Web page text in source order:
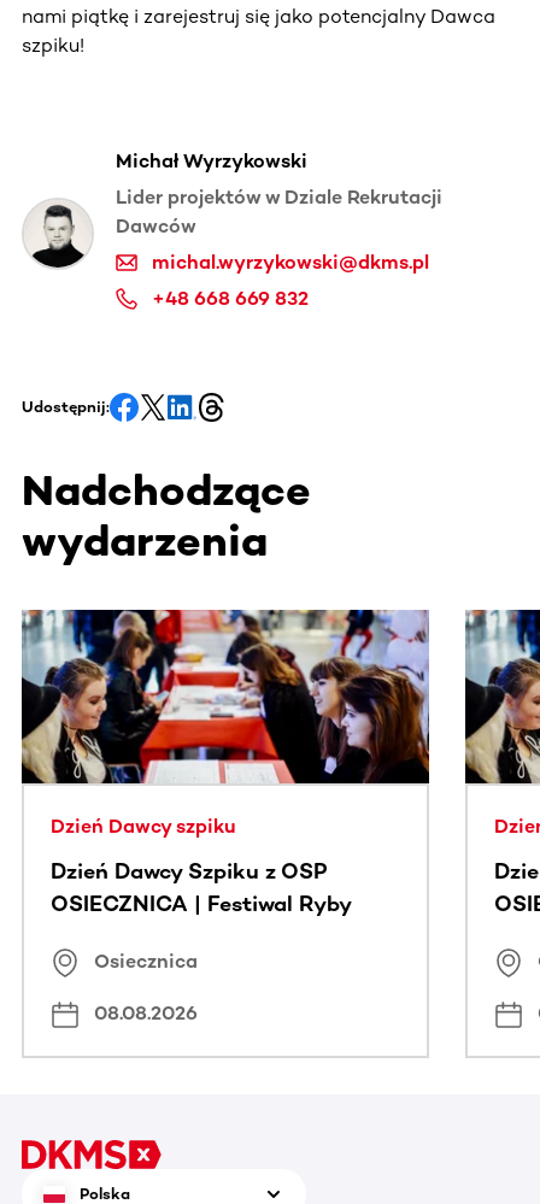
nami piątkę i zarejestruj się jako potencjalny Dawca
szpiku!
Michał Wyrzykowski
Lider projektów w Dziale Rekrutacji
Dawców
michal.wyrzykowski@dkms.pl
+48 668 669 832
Udostępnij:
Nadchodzące
wydarzenia
Ta sekcja zawiera treści przewijane w poziomie. Użyj
Dzień Dawcy szpiku
Dzień Dawcy Szpiku z OSP
OSIECZNICA | Festiwal Ryby
Osiecznica
08.08.2026
Polska